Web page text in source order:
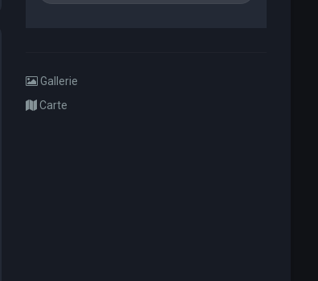
Gallerie
Carte